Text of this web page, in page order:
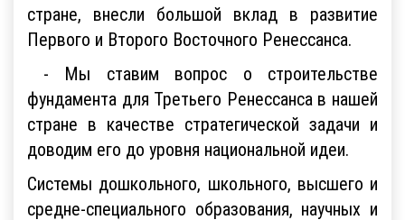
стране, внесли большой вклад в развитие
Первого и Второго Восточного Ренессанса.
- Мы ставим вопрос о строительстве
фундамента для Третьего Ренессанса в нашей
стране в качестве стратегической задачи и
доводим его до уровня национальной идеи.
Системы дошкольного, школьного, высшего и
средне-специального образования, научных и